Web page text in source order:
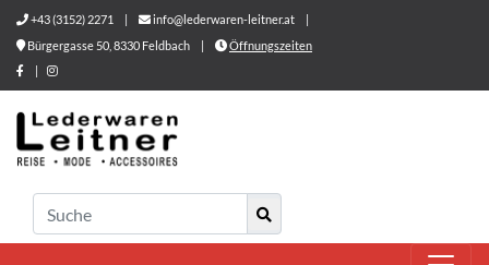
+43 (3152) 2271 | info@lederwaren-leitner.at
|
Bürgergasse 50, 8330 Feldbach
|
Öffnungszeiten
|